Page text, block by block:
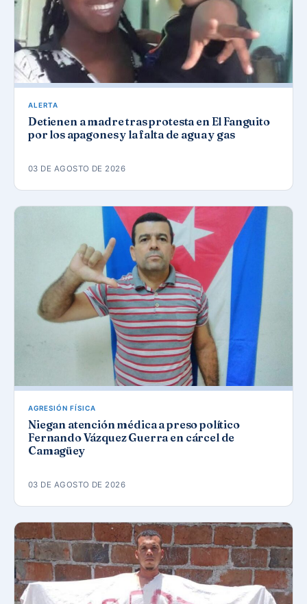
ALERTA
Detienen a madre tras protesta en El Fanguito
por los apagones y la falta de agua y gas
03 DE AGOSTO DE 2026
AGRESIÓN FÍSICA
Niegan atención médica a preso político
Fernando Vázquez Guerra en cárcel de
Camagüey
03 DE AGOSTO DE 2026